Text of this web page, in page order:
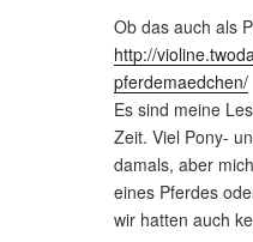
Ob das auch als
http://
pferdemaedchen/
Es sind meine
Zeit. Viel Pony-
damals, aber
eines Pferdes
wir hatten auch